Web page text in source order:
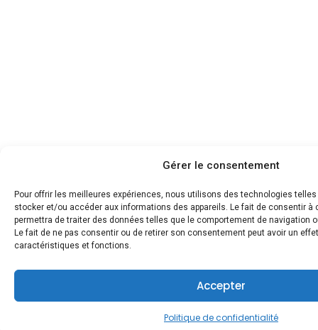
Gérer le consentement
Pour offrir les meilleures expériences, nous utilisons des technologies
stocker et/ou accéder aux informations des appareils. Le fait de consentir à
permettra de traiter des données telles que le comportement de navigation
Le fait de ne pas consentir ou de retirer son consentement peut avoir un
caractéristiques et fonctions.
Accepter
Politique de confidentialité